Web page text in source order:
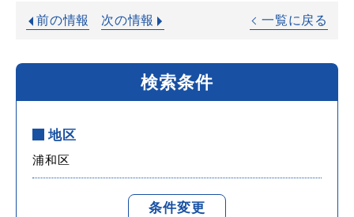
前の情報 次の情報 一覧に戻る
検索条件
地区
浦和区
条件変更